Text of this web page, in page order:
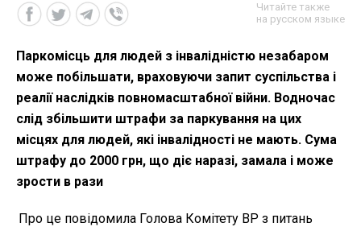
Читайте также
на русском языке
Паркомісць для людей з інвалідністю незабаром
може побільшати, враховуючи запит суспільства і
реалії наслідків повномасштабної війни. Водночас
слід збільшити штрафи за паркування на цих
місцях для людей, які інвалідності не мають. Сума
штрафу до 2000 грн, що діє наразі, замала і може
зрости в рази
Про це повідомила Голова Комітету ВР з питань